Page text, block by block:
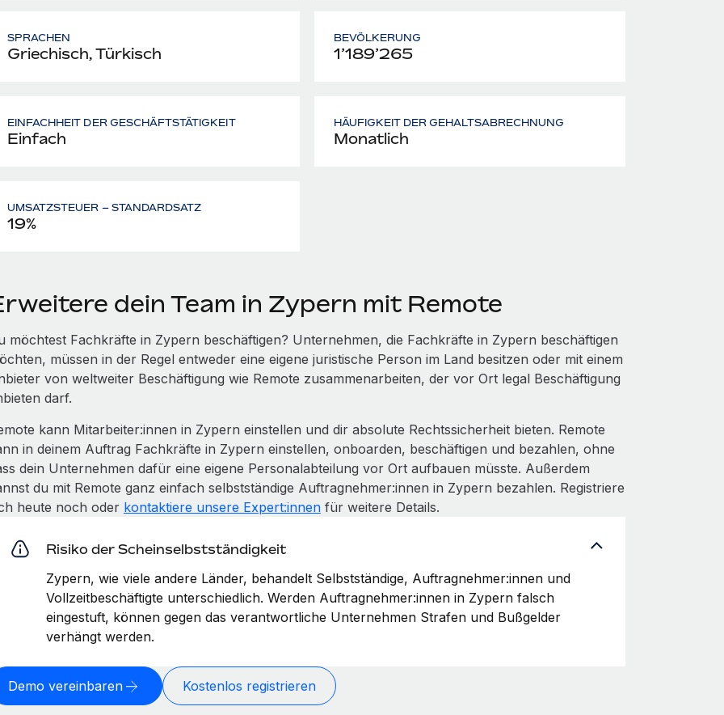
SPRACHEN
Griechisch, Türkisch
BEVÖLKERUNG
1’189’265
EINFACHHEIT DER GESCHÄFTSTÄTIGKEIT
Einfach
HÄUFIGKEIT DER GEHALTSABRECHNUNG
Monatlich
UMSATZSTEUER – STANDARDSATZ
19%
dein Team in Zypern mit Remote
möchtest Fachkräfte in Zypern beschäftigen? Unternehmen, die Fachkräfte in Zypern beschäftigen
müssen in der Regel entweder eine eigene juristische Person im Land besitzen oder mit einem
von weltweiter Beschäftigung wie Remote zusammenarbeiten, der vor Ort legal Beschäftigung
darf.
kann Mitarbeiter:innen in Zypern einstellen und dir absolute Rechtssicherheit bieten. Remote
in deinem Auftrag Fachkräfte in Zypern einstellen, onboarden, beschäftigen und bezahlen, ohne
dein Unternehmen dafür eine eigene Personalabteilung vor Ort aufbauen müsste. Außerdem
du mit Remote ganz einfach selbstständige Auftragnehmer:innen in Zypern bezahlen. Registriere
heute noch oder kontaktiere unsere Expert:innenfür weitere Details.
Risiko der Scheinselbstständigkeit
Zypern, wie viele andere Länder, behandelt Selbstständige, Auftragnehmer:innen und
Vollzeitbeschäftigte unterschiedlich. Werden Auftragnehmer:innen in Zypern falsch
eingestuft, können gegen das verantwortliche Unternehmen Strafen und Bußgelder
verhängt werden.
Demo vereinbaren Kostenlos registrieren